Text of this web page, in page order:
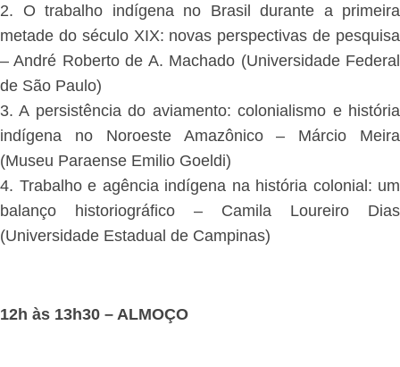
2. O trabalho indígena no Brasil durante a primeira
metade do século XIX: novas perspectivas de pesquisa
– André Roberto de A. Machado (Universidade Federal
de São Paulo)
3. A persistência do aviamento: colonialismo e história
indígena no Noroeste Amazônico – Márcio Meira
(Museu Paraense Emilio Goeldi)
4. Trabalho e agência indígena na história colonial: um
balanço historiográfico – Camila Loureiro Dias
(Universidade Estadual de Campinas)
12h às 13h30 – ALMOÇO